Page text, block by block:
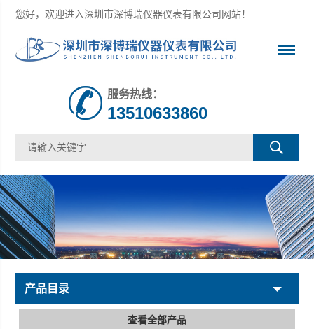
您好，欢迎进入深圳市深博瑞仪器仪表有限公司网站！
服务热线：
13510633860
产品目录
查看全部产品